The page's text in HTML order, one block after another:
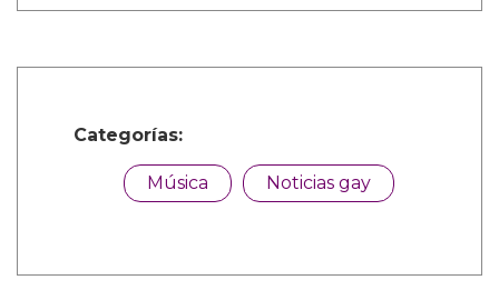
Categorías:
Música Noticias gay